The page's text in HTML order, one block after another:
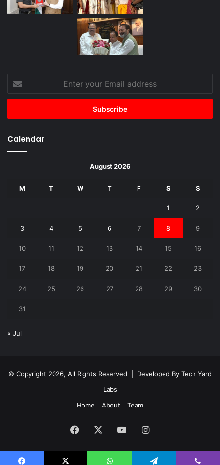
your
Email
Calendar
August 2026
M T W T F S S
1 2
3 4 5 6 7 8 9
10 11 12 13 14 15 16
17 18 19 20 21 22 23
24 25 26 27 28 29 30
31
« Jul
© Copyright 2026, All Rights Reserved | Developed By Tech Yard
Labs
Home
About Team
Facebook YouTubeInstagram